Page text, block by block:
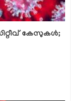
കേസുകള്‍;